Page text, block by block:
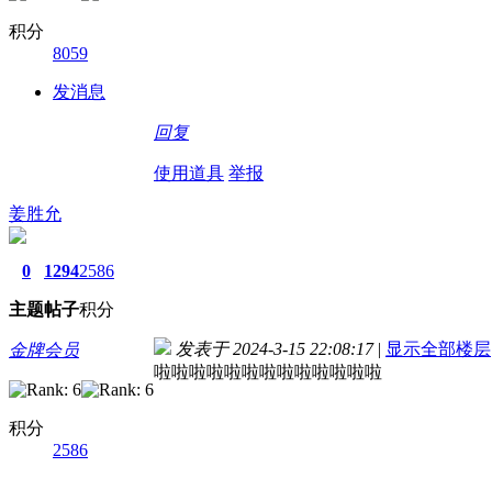
积分
8059
发消息
回复
使用道具 举报
姜胜允
0
主题
1294
帖子
2586
积分
金牌会员
积分
2586
发表于 2024-3-15 22:08:17 | 显示全部楼层
啦啦啦啦啦啦啦啦啦啦啦啦啦